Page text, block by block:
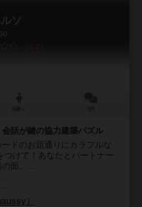
ソ
6.2
会話が鍵の協力建築パズル
ドのお題通りにカラフルな
つけて！あなたとパートナー
面。 ...
）